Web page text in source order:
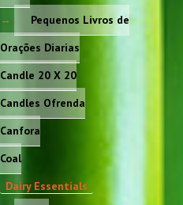
Pequenos Livros de
Orações Diarias
Candle 20 X 20
Candles Ofrenda
Canfora
Coal
Dairy Essentials